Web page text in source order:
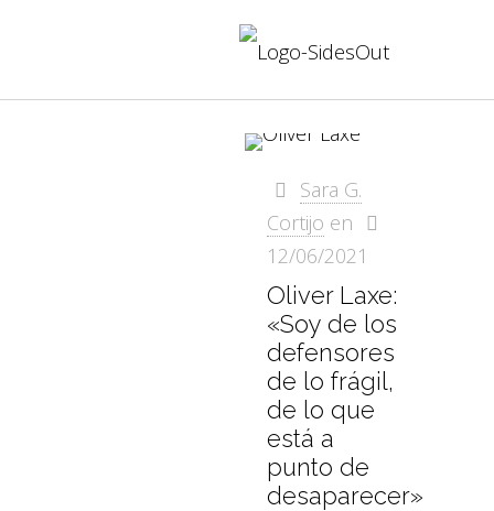
Sara G.
Cortijo en
12/06/2021
Oliver Laxe:
«Soy de los
defensores
de lo frágil,
de lo que
está a
punto de
desaparecer»